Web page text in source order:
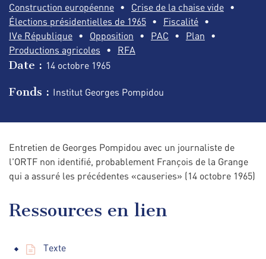
Construction européenne
Crise de la chaise vide
Élections présidentielles de 1965
Fiscalité
IVe République
Opposition PAC
Plan
Productions agricoles
RFA
Date : 14 octobre 1965
Fonds : Institut Georges Pompidou
Entretien de Georges Pompidou avec un journaliste de
l'ORTF non identifié, probablement François de la Grange
qui a assuré les précédentes «causeries» (14 octobre 1965)
Ressources en lien
Texte